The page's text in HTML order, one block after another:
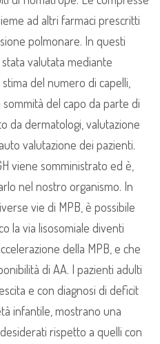
ad altri farmaci prescritti
polmonare. In questi
valutata mediante
del numero di capelli,
del capo da parte di
da dermatologi, valutazione
valutazione dei pazienti.
viene somministrato ed è,
nel nostro organismo. In
vie di MPB, è possibile
la via lisosomiale diventi
della MPB, e che
di AA. I pazienti adulti
e con diagnosi di deficit
infantile, mostrano una
rispetto a quelli con